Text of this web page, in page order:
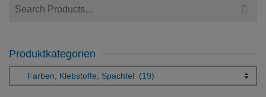
nach:
Produktkategorien